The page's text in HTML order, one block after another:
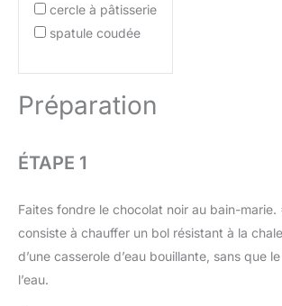
cercle à pâtisserie
spatule coudée
Préparation
ÉTAPE 1
Faites fondre le chocolat noir au bain-
consiste à chauffer un bol résistant à la
d’une casserole d’eau bouillante, sans que
l’eau.